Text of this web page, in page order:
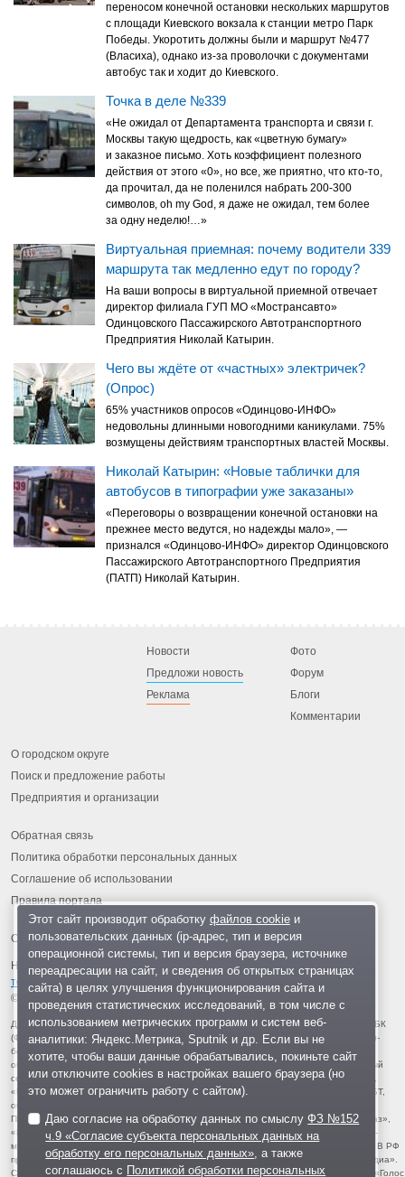
переносом конечной остановки нескольких маршрутов
с площади Киевского вокзала к станции метро Парк
Победы. Укоротить должны были и маршрут №477
(Власиха), однако из-за проволочки с документами
автобус так и ходит до Киевского.
Точка в деле №339
«Не ожидал от Департамента транспорта и связи г.
Москвы такую щедрость, как «цветную бумагу»
и заказное письмо. Хоть коэффициент полезного
действия от этого «0», но все, же приятно, что кто-то,
да прочитал, да не поленился набрать 200-300
символов, oh my God, я даже не ожидал, тем более
за одну неделю!…»
Виртуальная приемная: почему водители 339
маршрута так медленно едут по городу?
На ваши вопросы в виртуальной приемной отвечает
директор филиала ГУП МО «Мострансавто»
Одинцовского Пассажирского Автотранспортного
Предприятия Николай Катырин.
Чего вы ждёте от «частных» электричек?
(Опрос)
65% участников опросов «Одинцово-ИНФО»
недовольны длинными новогодними каникулами. 75%
возмущены действиям транспортных властей Москвы.
Николай Катырин: «Новые таблички для
автобусов в типографии уже заказаны»
«Переговоры о возвращении конечной остановки на
прежнее место ведутся, но надежды мало», —
признался «Одинцово-ИНФО» директор Одинцовского
Пассажирского Автотранспортного Предприятия
(ПАТП) Николай Катырин.
Новости
Предложи новость
Реклама
Фото
Форум
Блоги
Комментарии
О городском округе
Поиск и предложение работы
Предприятия и организации
Обратная связь
Политика обработки персональных данных
Соглашение об использовании
Правила портала
На информационном ресурсе применяются рекомендательные
технологии
© 2013-2026 «ОИНФО»,
сделано в Одинцово
Для читателей: В России признаны экстремистскими и запрещены организации ФБК
(Фонд борьбы с коррупцией, признан иноагентом), Штабы Навального, «Национал-
большевистская партия», «Свидетели Иеговы», «Армия воли народа», «Русский
общенациональный союз», «Движение против нелегальной иммиграции», «Правый
сектор», УНА-УНСО, УПА, «Тризуб им. Степана Бандеры», «Мизантропик дивижн»,
«Меджлис крымскотатарского народа», движение «Артподготовка», движение ЛГБТ,
общероссийская политическая партия «Воля», АУЕ, батальоны «Азов» и «Айдар».
Признаны террористическими и запрещены: «Движение Талибан», «Имарат Кавказ»,
«Исламское государство» (ИГ, ИГИЛ), Джебхад-ан-Нусра, «АУМ Синрике», «Братья-
мусульмане», «Аль-Каида в странах исламского Магриба», «Сеть», «Колумбайн». В РФ
признана нежелательной деятельность «Открытой России», издания «Проект Медиа».
СМИ-иноагентами признаны: телеканал «Дождь», «Медуза», «Важные истории», «Голос
Этот сайт производит обработку файлов cookieи
пользовательских данных (ip-адрес, тип и версия
операционной системы, тип и версия браузера, источнике
переадресации на сайт, и сведения об открытых страницах
сайта) в целях улучшения функционирования сайта и
проведения статистических исследований, в том числе с
использованием метрических программ и систем веб-
аналитики: Яндекс.Метрика, Sputnik и др. Если вы не
хотите, чтобы ваши данные обрабатывались, покиньте сайт
или отключите cookies в настройках вашего браузера (но
это может ограничить работу с сайтом).
Даю согласие на обработку данных по смыслуФЗ №152
ч.9 «Согласие субъекта персональных данных на
обработку его персональных данных» , а также
соглашаюсь с Политикой обработки персональных